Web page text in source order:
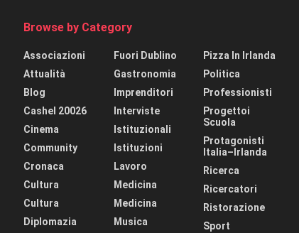
Browse by Category
Associazioni
Attualità
Blog
Cashel 20026
Cinema
Community
Cronaca
Cultura
Cultura
Diplomazia
Fuori Dublino
Gastronomia
Imprenditori
Interviste
Istituzionali
Istituzioni
Lavoro
Medicina
Medicina
Musica
Pizza In Irlanda
Politica
Professionisti
Progettoi
Scuola
Protagonisti
Italia–Irlanda
Ricerca
Ricercatori
Ristorazione
Sport